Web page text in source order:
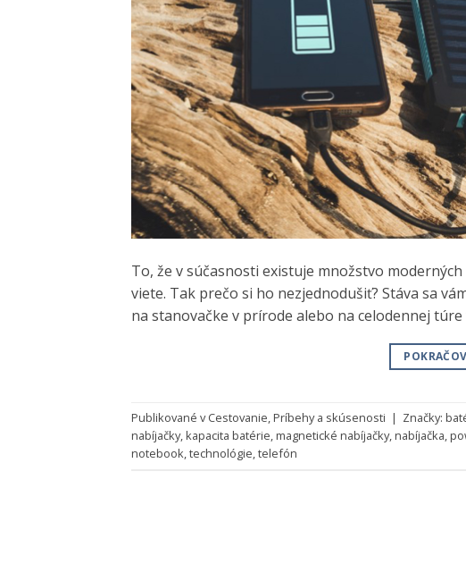
To, že v súčasnosti existuje množstvo
viete. Tak prečo si ho nezjednodušiť? Stáva sa
na stanovačke v prírode alebo na celodennej
Publikované vCestovanie,Príbehy a skúsenosti | Značky:
nabíjačky,kapacita batérie,magnetické nabíjačky,nabíjačka,
notebook,technológie,telefón